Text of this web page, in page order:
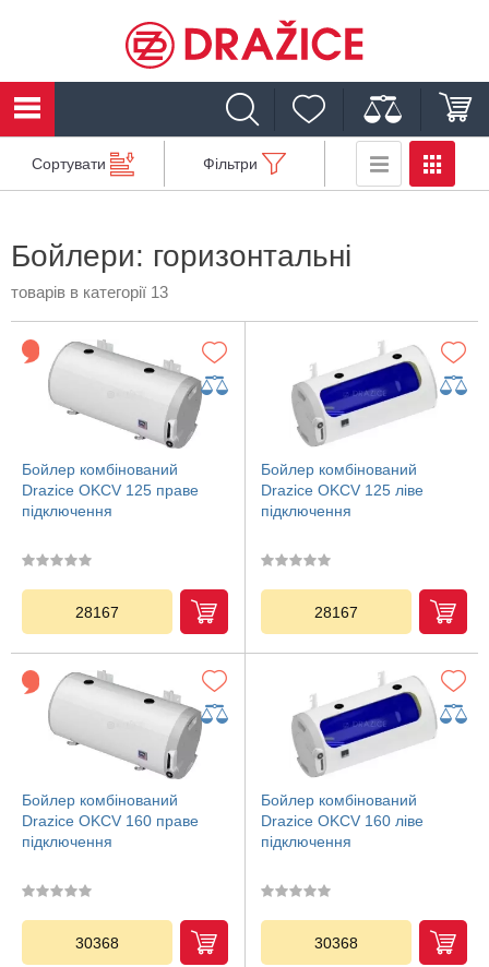
Сортувати Фільтри
Бойлери: горизонтальні
товарів в категорії 13
Бойлер комбінований
Drazice OKCV 125 праве
підключення
28167
Бойлер комбінований
Drazice OKCV 125 ліве
підключення
28167
Бойлер комбінований
Drazice OKCV 160 праве
підключення
30368
Бойлер комбінований
Drazice OKCV 160 ліве
підключення
30368